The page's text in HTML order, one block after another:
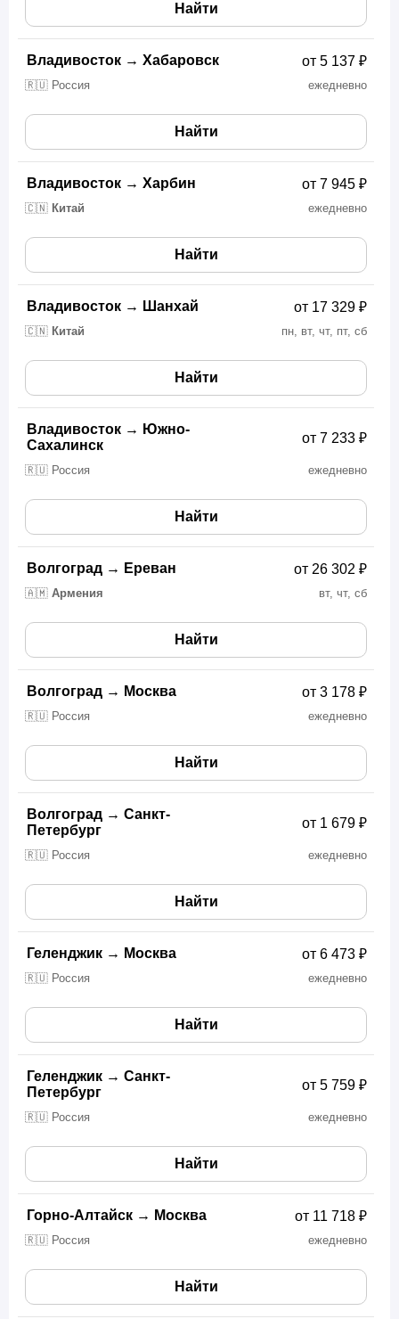
Найти
Владивосток → Хабаровск
🇷🇺 Россия ежедневно
от 5 137 ₽
Найти
Владивосток → Харбин
🇨🇳 Китай ежедневно
от 7 945 ₽
Найти
Владивосток → Шанхай
🇨🇳 Китай пн, вт, чт, пт, сб
от 17 329 ₽
Найти
Владивосток → Южно-
Сахалинск
🇷🇺 Россия ежедневно
от 7 233 ₽
Найти
Волгоград → Ереван
🇦🇲 Армения вт, чт, сб
от 26 302 ₽
Найти
Волгоград → Москва
🇷🇺 Россия ежедневно
от 3 178 ₽
Найти
Волгоград → Санкт-
Петербург
🇷🇺 Россия ежедневно
от 1 679 ₽
Найти
Геленджик → Москва
🇷🇺 Россия ежедневно
от 6 473 ₽
Найти
Геленджик → Санкт-
Петербург
🇷🇺 Россия ежедневно
от 5 759 ₽
Найти
Горно-Алтайск → Москва
🇷🇺 Россия ежедневно
от 11 718 ₽
Найти